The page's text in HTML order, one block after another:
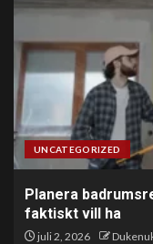
UNCATEGORIZED
Planera
faktiskt vill ha
juli 2, 2026